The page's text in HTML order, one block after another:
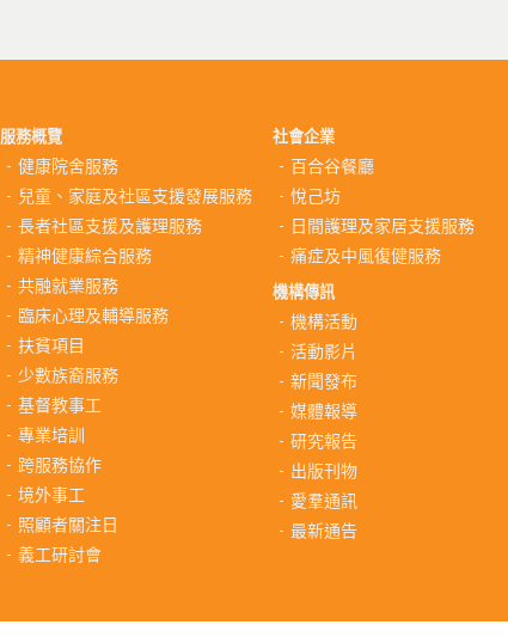
服務概覽
健康院舍服務
兒童、家庭及社區支援發展服務
長者社區支援及護理服務
精神健康綜合服務
共融就業服務
臨床心理及輔導服務
扶貧項目
少數族裔服務
基督教事工
專業培訓
跨服務協作
境外事工
照顧者關注日
義工研討會
社會企業
百合谷餐廳
悅己坊
日間護理及家居支援服務
痛症及中風復健服務
機構傳訊
機構活動
活動影片
新聞發布
媒體報導
研究報告
出版刊物
愛羣通訊
最新通告